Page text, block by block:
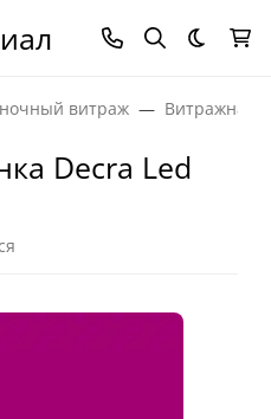
Темная
витраж Витражная
Decra Led